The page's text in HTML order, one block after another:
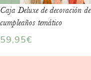
Caja Deluxe de decoración de
cumpleaños temático
59,95€